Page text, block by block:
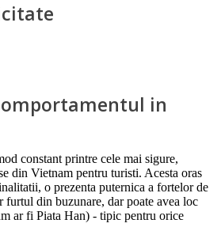
in
constant printre cele mai sigure,
din Vietnam pentru turisti. Acesta oras
o prezenta puternica a fortelor de
furtul din buzunare, dar poate avea loc
ar fi Piata Han) - tipic pentru orice